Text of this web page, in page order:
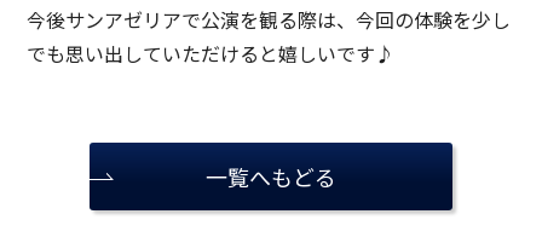
今後サンアゼリアで公演を観る際は、今回の体験を少し
でも思い出していただけると嬉しいです♪
一覧へもどる